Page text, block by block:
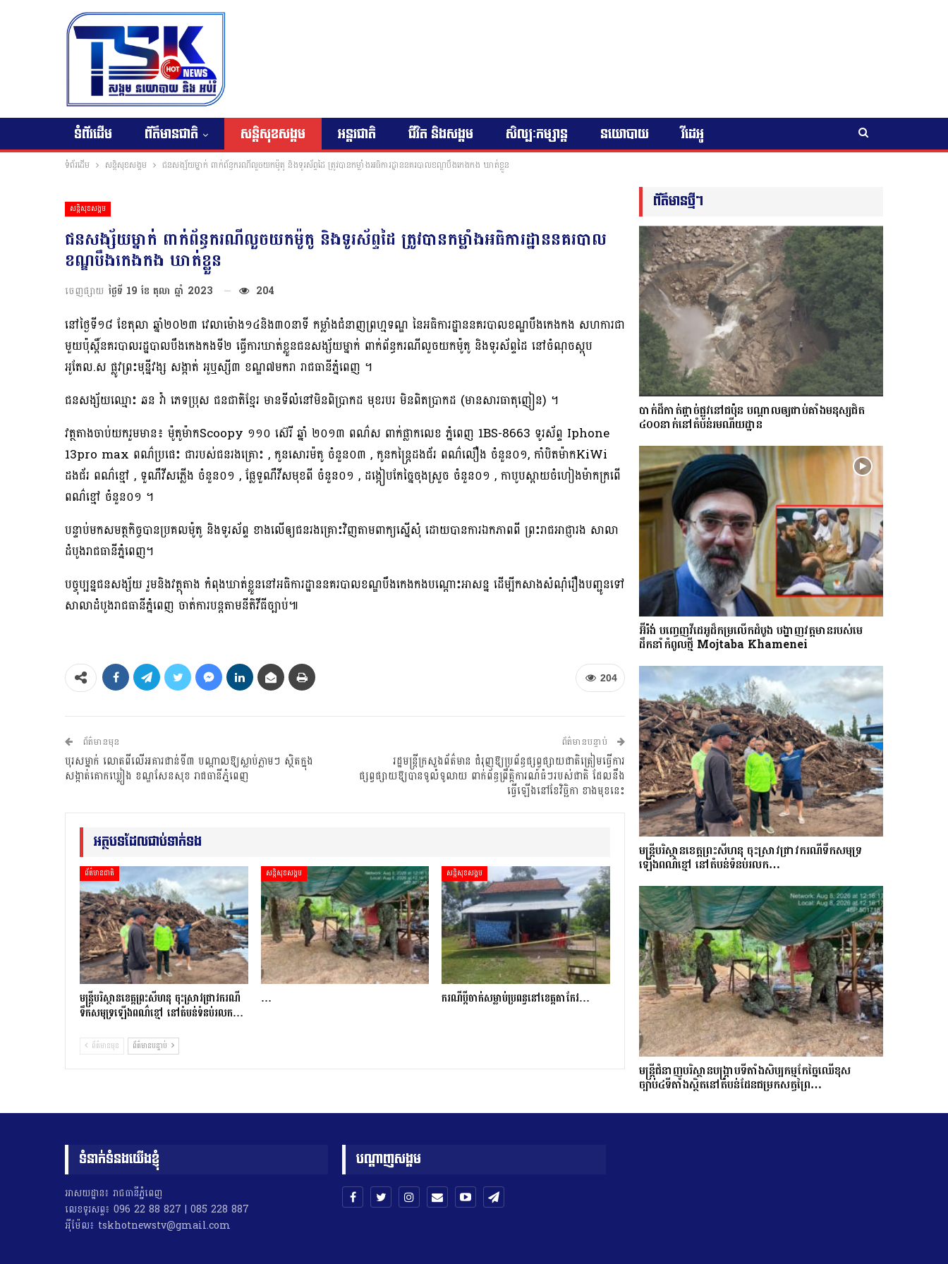
ទំព័រដើម ព័ត៌មានជាតិ សន្តិសុខសង្គម អន្តរជាតិ ជីវិត និងសង្គម សិល្បៈកម្សាន្ត នយោបាយ វីដេអូ
ទំព័រដើម សន្តិសុខសង្គម ជនសង្ស័យម្នាក់ ពាក់ព័ន្ធករណីលួចយកម៉ូតូ និងទូរស័ព្ទដៃ ត្រូវបានកម្លាំងអធិការដ្ឋាននគរបាលខណ្ឌបឹងកេងកង ឃាត់ខ្លួន
សន្តិសុខសង្គម
ជនសង្ស័យម្នាក់ ពាក់ព័ន្ធករណីលួចយកម៉ូតូ និងទូរស័ព្ទដៃ ត្រូវបានកម្លាំងអធិការដ្ឋាននគរបាល
ខណ្ឌបឹងកេងកង ឃាត់ខ្លួន
ចេញផ្សាយ ថ្ងៃទី 19 ខែ តុលា ឆ្នាំ 2023 204
នៅថ្ងៃទី១៨ ខែតុលា ឆ្នាំ២០២៣ វេលាម៉ោង១៤និង៣០នាទី កម្លាំងជំនាញព្រហ្មទណ្ឌ នៃអធិការដ្ឋាននគរបាលខណ្ឌបឹងកេងកង សហការជា
មួយប៉ុស្ដិ៍នគរបាលរដ្ឋបាលបឹងកេងកងទី២ ធ្វេីការឃាត់ខ្លួនជនសង្ស័យម្នាក់ ពាក់ព័ន្ធករណីលួចយកម៉ូតូ និងទូរស័ព្ទដៃ នៅចំណុចស្ដុប
អូតែល.ស ផ្លូវព្រះមុន្នីវង្ស សង្កាត់ អូឬស្សី៣ ខណ្ឌ៧មករា រាជធានីភ្នំពេញ ។
ជនសង្ស័យឈ្មោះ ឆន វ៉ា ភេទប្រុស ជនជាតិខ្មែរ មានទីលំនៅមិនពិប្រាកដ មុខរបរ មិនពិតប្រាកដ (មានសារធាតុញៀន) ។
វត្ថតាងចាប់យករួមមាន៖ ម៉ូតូម៉ាកScoopy ១១០ ស៊េរី ឆ្នាំ ២០១៣ ពណ៌ស ពាក់ផ្លាកលេខ ភ្នំពេញ 1BS-8663 ទូរស័ព្ទ Iphone
13pro max ពណ៌ប្រផេះ ជារបស់ជនរងគ្រោះ , កូនសោរម៉តូ ចំនួន០៣ , កូនកន្ដ្រៃដងជ័រ ពណ៌លឿង ចំនួន០១, កាំបិតម៉ាកKiWi
ដងជ័រ ពណ៌ខ្មៅ , ទួណឺវីសភ្លេីង ចំនួន០១ , ផ្លែទួណឺវីសមុខពី ចំនួន០១ , ដង្កៀបកែច្នៃចុងស្រួច ចំនួន០១ , កាបូបស្ពាយចំហៀងម៉ាកក្រពេី
ពណ៌ខ្មៅ ចំនួន០១ ។
បន្ទាប់មកសមត្ថកិច្ចបានប្រគលម៉ូតូ និងទូរស័ព្ទ ខាងលើឲ្យជនរងគ្រោះវិញតាមពាក្យស្នេីសុំ ដោយបានការឯកភាពពី ព្រះរាជអាជ្ញារង សាលា
ដំបូងរាជធានីភ្នំពេញ។
បច្ចុប្បន្នជនសង្ស័យ រួមនិងវត្ថុតាង កំពុងឃាត់ខ្លួននៅអធិការដ្ឋាននគរបាលខណ្ឌបឹងកេងកងបណ្ដោះអាសន្ន ដើម្បីកសាងសំណុំរឿងបញ្ជូនទៅ
សាលាដំបូងរាជធានីភ្នំពេញ ចាត់ការបន្តតាមនីតិវីធីច្បាប់៕
204
ព័ត៌មានមុន
បុរសម្នាក់ លោតពីលើអគារជាន់ទី៣ បណ្ដាលឱ្យស្លាប់ភ្លាមៗ ស្ថិតក្នុង
សង្កាត់គោកឃ្លៀង ខណ្ឌសែនសុខ រាជធានីភ្នំពេញ
ព័ត៌មានបន្ទាប់
រដ្ឋមន្ត្រីក្រសួងព័ត៌មាន ជំរុញឱ្យប្រព័ន្ធផ្សព្វផ្សាយជាតិត្រៀមធ្វើការ
ផ្សព្វផ្សាយឱ្យបានទូលំទូលាយ ពាក់ព័ន្ធព្រឹត្តិការណ៍ធំៗរបស់ជាតិ ដែលនឹង
ធ្វើឡើងនៅខែវិច្ឆិកា ខាងមុខនេះ
អត្ថបទដែលជាប់ទាក់ទង
ព័ត៌មានជាតិ
មន្រ្តីបរិស្ថានខេត្តព្រះសីហនុ ចុះស្រាវជ្រាវករណី
ទឹកសមុទ្រឡើងពណ៌ខ្មៅ នៅតំបន់ទំនប់រលក…
សន្តិសុខសង្គម
…
សន្តិសុខសង្គម
ករណីប្ដីចាក់សម្លាប់ប្រពន្ធនៅខេត្តតាកែវ…
ព័ត៌មានមុន ព័ត៌មានបន្ទាប់
ព័ត៌មានថ្មីៗ
​បាក់​ដី​កាត់ផ្តាច់ផ្លូវ​​នៅជប៉ុន បណ្តាល​ឲ្យ​ជាប់​គាំង​​​មនុស្ស​ជិត​
៤០០នាក់​នៅតំបន់រមណីយដ្ឋាន​
អ៊ីរ៉ង់ បញ្ចេញវីដេអូដ៏កម្រលើក​ដំបូង បង្ហាញ​វត្តមាន​​​របស់​​មេ
ដឹកនាំកំពូលថ្មី Mojtaba Khamenei
មន្រ្តីបរិស្ថានខេត្តព្រះសីហនុ ចុះស្រាវជ្រាវករណីទឹកសមុទ្រ
ឡើងពណ៌ខ្មៅ នៅតំបន់ទំនប់រលក…
មន្ត្រីជំនាញបរិស្ថានបង្រ្កាបទីតាំងសិប្បកម្មកែច្នៃឈើខុស
ច្បាប់៤ទីតាំងស្ថិតនៅតំបន់ដែនជម្រកសត្វព្រៃ…
ទំនាក់ទំនងយើងខ្ញុំ
អាសយដ្ឋាន៖ រាជធានីភ្នំពេញ
លេខទូរសព្ទ៖ 096 22 88 827 | 085 228 887
អុីម៉ែល៖ tskhotnewstv@gmail.com
បណ្តាញសង្គម